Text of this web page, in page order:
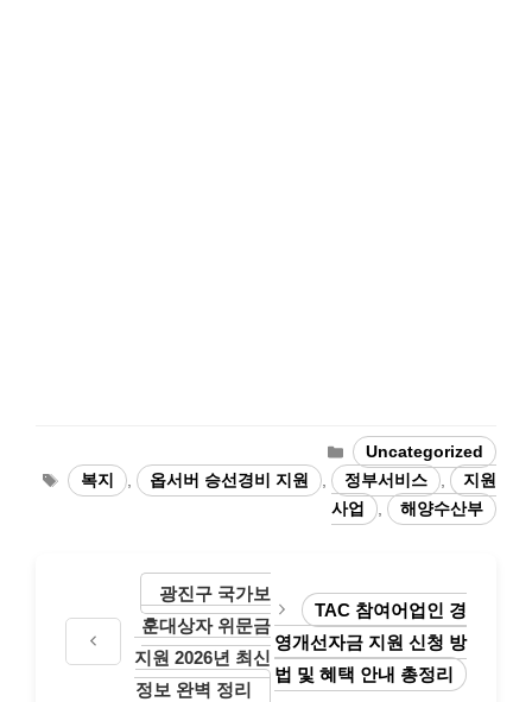
Categories
Uncategorized
Tags
복지 , 옵서버 승선경비 지원 , 정부서비스 ,
지원
사업
, 해양수산부
광진구 국가보
훈대상자 위문금
지원 2026년 최신
정보 완벽 정리
TAC 참여어업인 경
영개선자금 지원 신청 방
법 및 혜택 안내 총정리